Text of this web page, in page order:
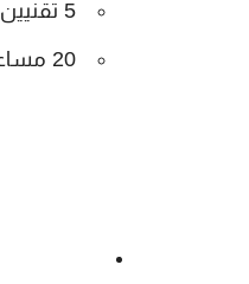
5 تقنيين (النقل والإسعاف الصحي).:
20 مساعد تقني (Aide-soignant